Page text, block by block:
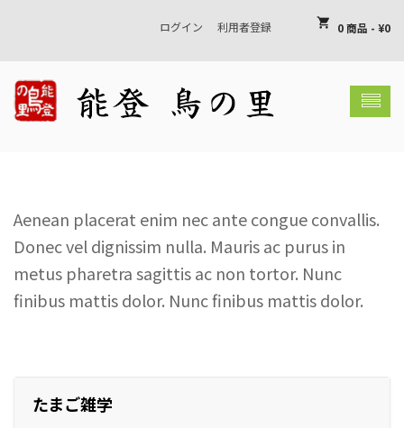
shopping_cart 0 商品 - ¥0
shopping_basket
ログイン 利用者登録
Aenean placerat enim nec ante congue convallis.
Donec vel dignissim nulla. Mauris ac purus in
metus pharetra sagittis ac non tortor. Nunc
finibus mattis dolor. Nunc finibus mattis dolor.
たまご雑学